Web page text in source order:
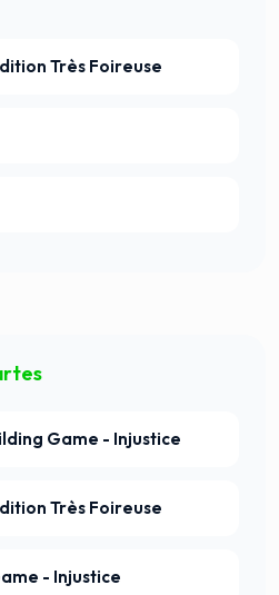
Très Foireuse
Game - Injustice
Très Foireuse
- Injustice